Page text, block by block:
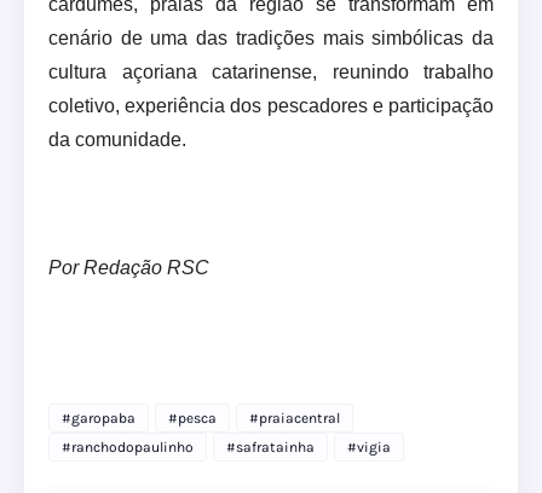
cardumes, praias da região se transformam em
cenário de uma das tradições mais simbólicas da
cultura açoriana catarinense, reunindo trabalho
coletivo, experiência dos pescadores e participação
da comunidade.
Por Redação RSC
#garopaba #pesca
#praiacentral
#ranchodopaulinho
#safratainha #vigia